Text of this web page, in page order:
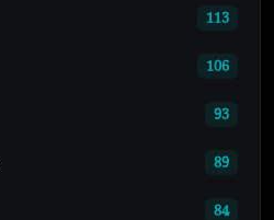
113
106
93
89
84